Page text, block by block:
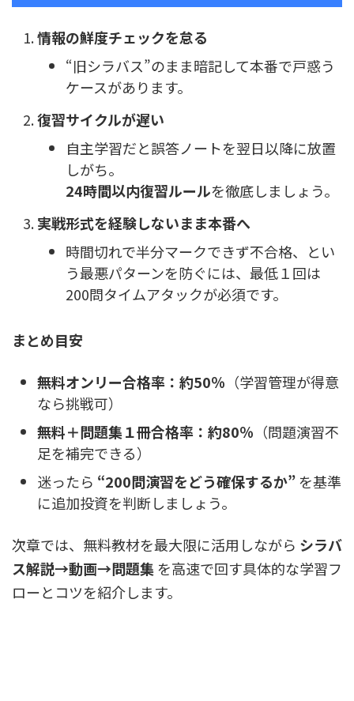
情報の鮮度チェックを怠る
“旧シラバス”のまま暗記して本番で戸惑う
ケースがあります。
復習サイクルが遅い
自主学習だと誤答ノートを翌日以降に放置
しがち。
24時間以内復習ルールを徹底しましょう。
実戦形式を経験しないまま本番へ
時間切れで半分マークできず不合格、とい
う最悪パターンを防ぐには、最低１回は
200問タイムアタックが必須です。
まとめ目安
無料オンリー合格率：約50％ （学習管理が得意
なら挑戦可）
無料＋問題集１冊合格率：約80％ （問題演習不
足を補完できる）
迷ったら “200問演習をどう確保するか”を基準
に追加投資を判断しましょう。
次章では、無料教材を最大限に活用しながら シラバ
ス解説→動画→問題集を高速で回す具体的な学習フ
ローとコツを紹介します。